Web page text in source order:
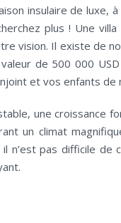
insulaire de luxe,
plus ! Une villa
vision. Il existe de
de 500 000
et vos enfants de
une croissance
un climat
n’est pas difficile de